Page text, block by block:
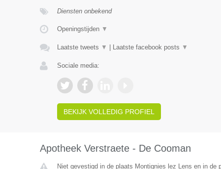
Diensten onbekend
Openingstijden ▼
Laatste tweets ▼ Laatste facebook posts ▼
Sociale media:
BEKIJK VOLLEDIG PROFIEL
Apotheek Verstraete - De Cooman
Niet gevestigd in de plaats Montignies lez Lens en in de